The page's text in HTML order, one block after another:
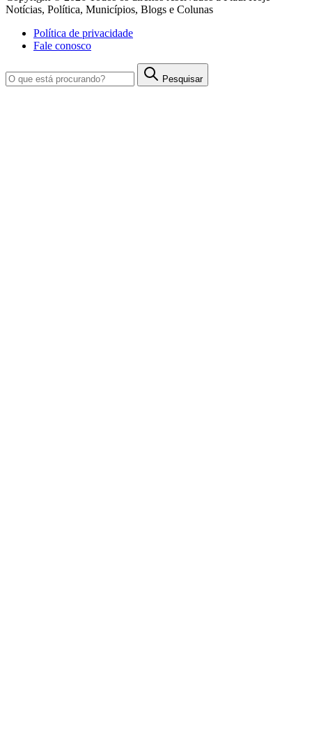
Notícias, Política, Municípios, Blogs e Colunas
Política de privacidade
Fale conosco
Pesquisar